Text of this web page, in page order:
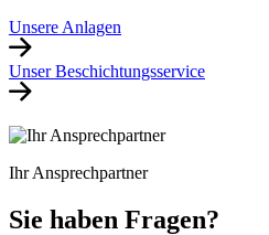
Unsere Anlagen
Unser Beschichtungsservice
Ihr Ansprechpartner
Sie haben Fragen?